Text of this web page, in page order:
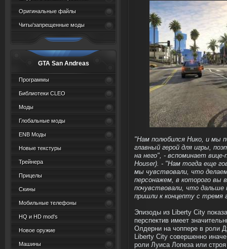
Оригинальные файлы
Читы/запрещенные моды
GTA San Andreas
Программы
Библиотеки CLEO
Моды
Глобальные моды
ENB Моды
Новые текстуры
Трейнера
Прицелы
Скины
Мобильные телефоны
HQ и HD mod's
Новое оружие
Машины
"Нам полюбился Нико, и мы
главный герой для игры,
на него", - вспоминает
Houser). - "Нам тогда еще
мы чувствовали, что
персонажем, в которого вы
почувствовали, что
пришли к концепту с тремя
Эпизоды из Liberty City
перспектив имеет
Олдерни на чоппере в роли
Liberty City совершенно
роли Луиса Лопеза или